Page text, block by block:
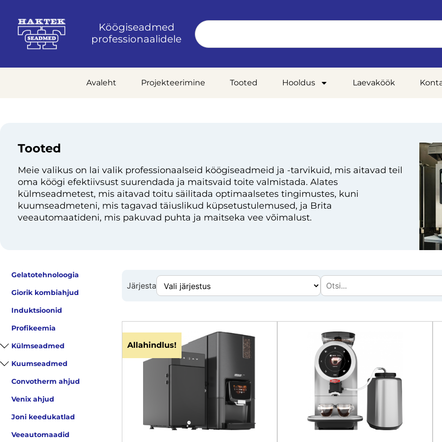
Köögiseadmed
professionaalidele
Avaleht Projekteerimine Tooted Hooldus Laevaköök
Tooted
Meie valikus on lai valik professionaalseid köögiseadmeid ja -tarvikuid, mis aitavad teil
oma köögi efektiivsust suurendada ja maitsvaid toite valmistada. Alates
külmseadmetest, mis aitavad toitu säilitada optimaalsetes tingimustes, kuni
kuumseadmeteni, mis tagavad täiuslikud küpsetustulemused, ja Brita
veeautomaatideni, mis pakuvad puhta ja maitseka vee võimalust.
Gelatotehnoloogia
Giorik kombiahjud
Induktsioonid
Profikeemia
Külmseadmed
Kuumseadmed
Convotherm ahjud
Venix ahjud
Joni keedukatlad
Veeautomaadid
Järjesta
Allahindlus!